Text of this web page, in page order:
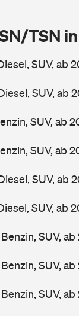
TSN
SUV, ab
SUV, ab
SUV, ab
SUV, ab
SUV, ab
SUV, ab
SUV,
SUV,
SUV,